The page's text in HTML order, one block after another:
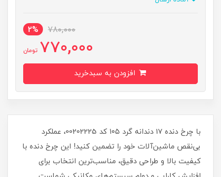
780,000
2%
770,000 تومان
با چرخ دنده 17 دندانه گرد ۱۰۵ کد 00202225، عملکرد
بی‌نقص ماشین‌آلات خود را تضمین کنید! این چرخ دنده با
کیفیت بالا و طراحی دقیق، مناسب‌ترین انتخاب برای